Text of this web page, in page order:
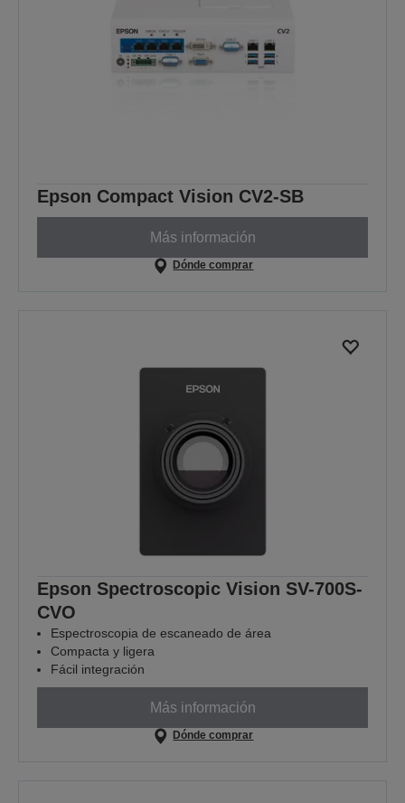
Epson Compact Vision CV2-SB
Más información
Dónde comprar
Epson Spectroscopic Vision SV-700S-
CVO
Espectroscopia de escaneado de área
Compacta y ligera
Fácil integración
Más información
Dónde comprar